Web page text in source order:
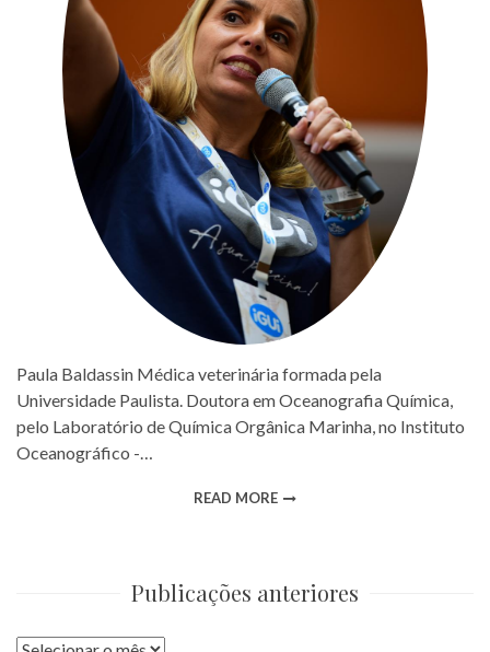
Paula Baldassin Médica veterinária formada pela
Universidade Paulista. Doutora em Oceanografia Química,
pelo Laboratório de Química Orgânica Marinha, no Instituto
Oceanográfico -…
READ MORE
Publicações anteriores